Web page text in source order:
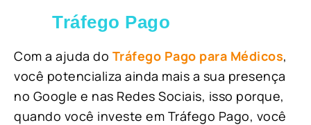
Tráfego Pago
Com a ajuda do Tráfego Pago para Médicos,
você potencializa ainda mais a sua presença
no Google e nas Redes Sociais, isso porque,
quando você investe em Tráfego Pago, você